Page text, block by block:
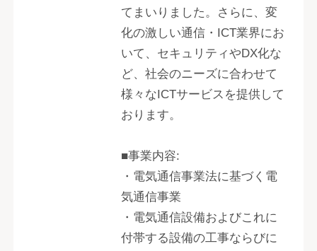
てまいりました。さらに、変
化の激しい通信・ICT業界にお
いて、セキュリティやDX化な
ど、社会のニーズに合わせて
様々なICTサービスを提供して
おります。
■事業内容:
・電気通信事業法に基づく電
気通信事業
・電気通信設備およびこれに
付帯する設備の工事ならびに